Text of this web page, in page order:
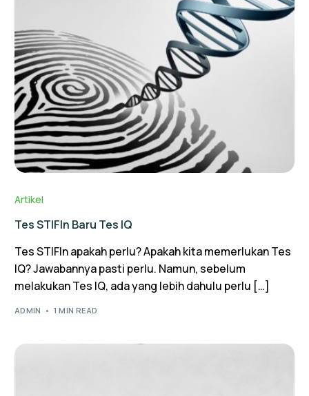
Artikel
Tes STIFIn Baru Tes IQ
Tes STIFIn apakah perlu? Apakah kita memerlukan Tes
IQ? Jawabannya pasti perlu. Namun, sebelum
melakukan Tes IQ, ada yang lebih dahulu perlu […]
ADMIN 1 MIN READ